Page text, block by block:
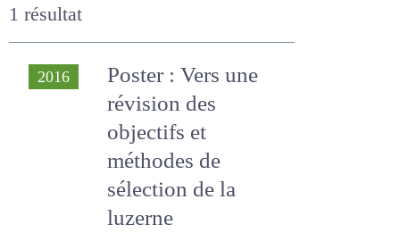
1 résultat
2016
Poster : Vers une
révision des
objectifs et
méthodes de
sélection de la
luzerne